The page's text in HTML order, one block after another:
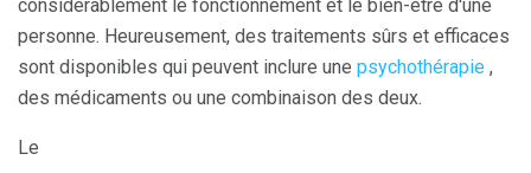
considérablement le fonctionnement et le bien-être d'une
personne. Heureusement, des traitements sûrs et efficaces
sont disponibles qui peuvent inclure une psychothérapie ,
des médicaments ou une combinaison des deux.
Le